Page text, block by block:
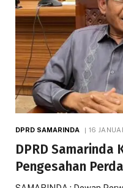
DPRD SAMARINDA 16
DPRD Samarinda
Pengesahan